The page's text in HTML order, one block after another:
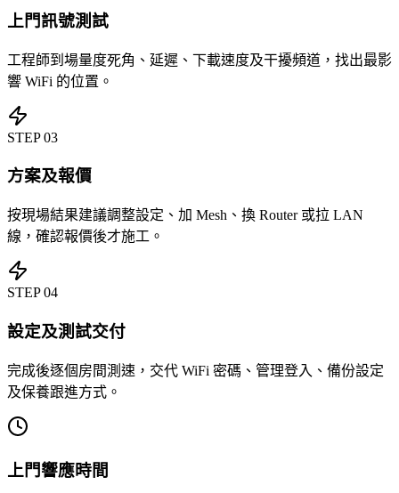
上門訊號測試
工程師到場量度死角、延遲、下載速度及干擾頻道，找出最影
響 WiFi 的位置。
STEP03
方案及報價
按現場結果建議調整設定、加 Mesh、換 Router 或拉 LAN
線，確認報價後才施工。
STEP04
設定及測試交付
完成後逐個房間測速，交代 WiFi 密碼、管理登入、備份設定
及保養跟進方式。
上門響應時間